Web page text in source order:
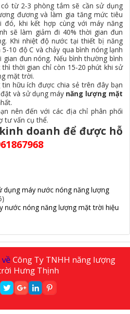
từ 2-3 phòng tắm sẽ cần sử dụng
đương và làm gia tăng mức tiêu
đó, khi kết hợp cùng với máy năng
sẽ làm giảm đi 40% thời gian đun
Khi nhiệt độ nước tại thiết bị năng
10 độ C và chảy qua bình nóng lạnh
đun nóng. Nếu bình thường bình
thời gian chỉ còn 15-20 phút khi sử
mặt trời.
hữu ích được chia sẻ trên đây bạn
và sử dụng máy năng lượng mặt
nên đến với các địa chỉ phân phối
tư vấn cụ thể.
doanh để được hỗ
dụng máy nước nóng năng lượng
nước nóng năng lượng mặt trời hiệu
Công Ty TNHH năng lượng
Hưng Thịnh